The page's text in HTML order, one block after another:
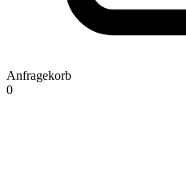
Anfragekorb
0